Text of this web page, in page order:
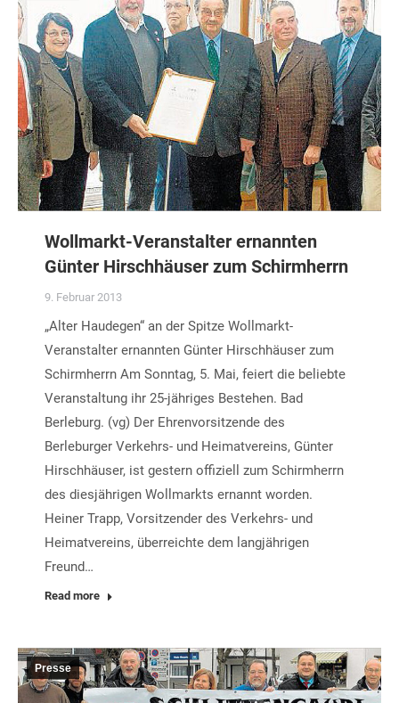
Wollmarkt-Veranstalter ernannten
Günter Hirschhäuser zum Schirmherrn
9. Februar 2013
„Alter Haudegen“ an der Spitze Wollmarkt-
Veranstalter ernannten Günter Hirschhäuser zum
Schirmherrn Am Sonntag, 5. Mai, feiert die beliebte
Veranstaltung ihr 25-jähriges Bestehen. Bad
Berleburg. (vg) Der Ehrenvorsitzende des
Berleburger Verkehrs- und Heimatvereins, Günter
Hirschhäuser, ist gestern offiziell zum Schirmherrn
des diesjährigen Wollmarkts ernannt worden.
Heiner Trapp, Vorsitzender des Verkehrs- und
Heimatvereins, überreichte dem langjährigen
Freund…
Read more
Presse